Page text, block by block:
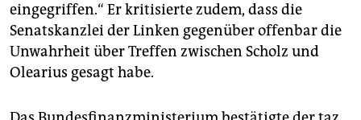
eingegriffen.“ Er kritisierte zudem, dass die
Senatskanzlei der Linken gegenüber offenbar die
Unwahrheit über Treffen zwischen Scholz und
Olearius gesagt habe.